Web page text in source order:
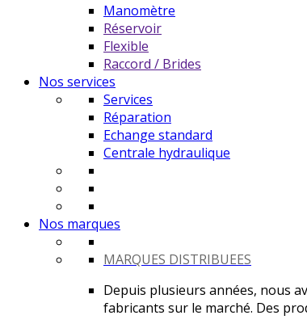
Manomètre
Réservoir
Flexible
Raccord / Brides
Nos services
Services
Réparation
Echange standard
Centrale hydraulique
Nos marques
MARQUES DISTRIBUEES
Depuis plusieurs années, nous
fabricants sur le marché. Des